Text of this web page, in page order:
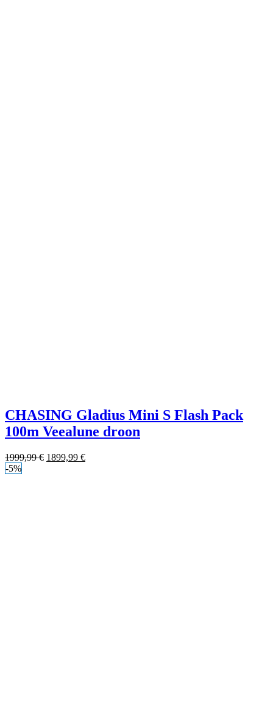
CHASING Gladius Mini S Flash Pack
100m Veealune droon
1999,99€ 1899,99 €
-5%